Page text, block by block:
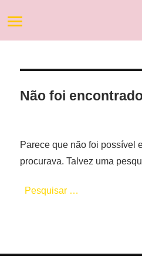
Não foi
Parece que não foi possível
procurava. Talvez uma
Pesquisar